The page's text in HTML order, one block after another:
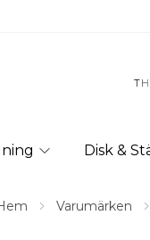
Disk &
Varumärken